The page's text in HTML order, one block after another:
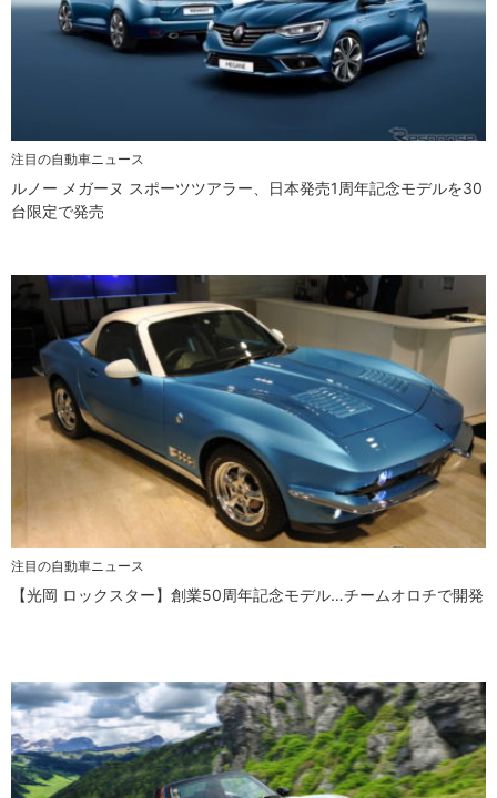
注目の自動車ニュース
ルノー メガーヌ スポーツツアラー、日本発売1周年記念モデルを30
台限定で発売
注目の自動車ニュース
【光岡 ロックスター】創業50周年記念モデル…チームオロチで開発